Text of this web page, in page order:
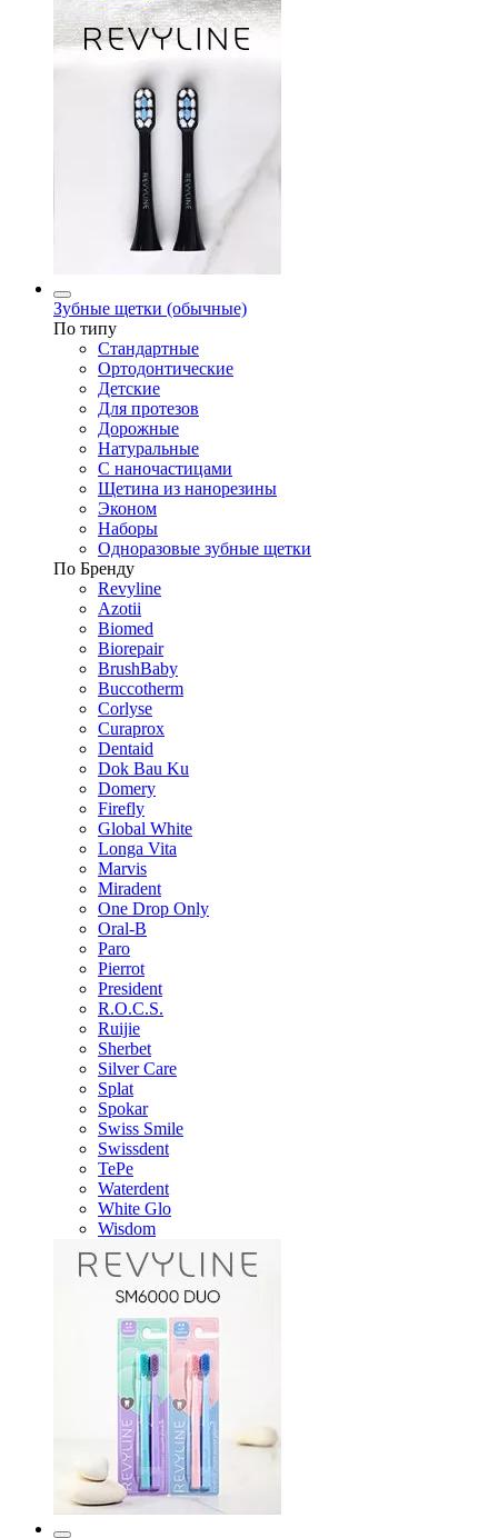
Зубные щетки (обычные)
По типу
Стандартные
Ортодонтические
Детские
Для протезов
Дорожные
Натуральные
С наночастицами
Щетина из нанорезины
Эконом
Наборы
Одноразовые зубные щетки
По Бренду
Revyline
Azotii
Biomed
Biorepair
BrushBaby
Buccotherm
Corlyse
Curaprox
Dentaid
Dok Bau Ku
Domery
Firefly
Global White
Longa Vita
Marvis
Miradent
One Drop Only
Oral-B
Paro
Pierrot
President
R.O.C.S.
Ruijie
Sherbet
Silver Care
Splat
Spokar
Swiss Smile
Swissdent
TePe
Waterdent
White Glo
Wisdom